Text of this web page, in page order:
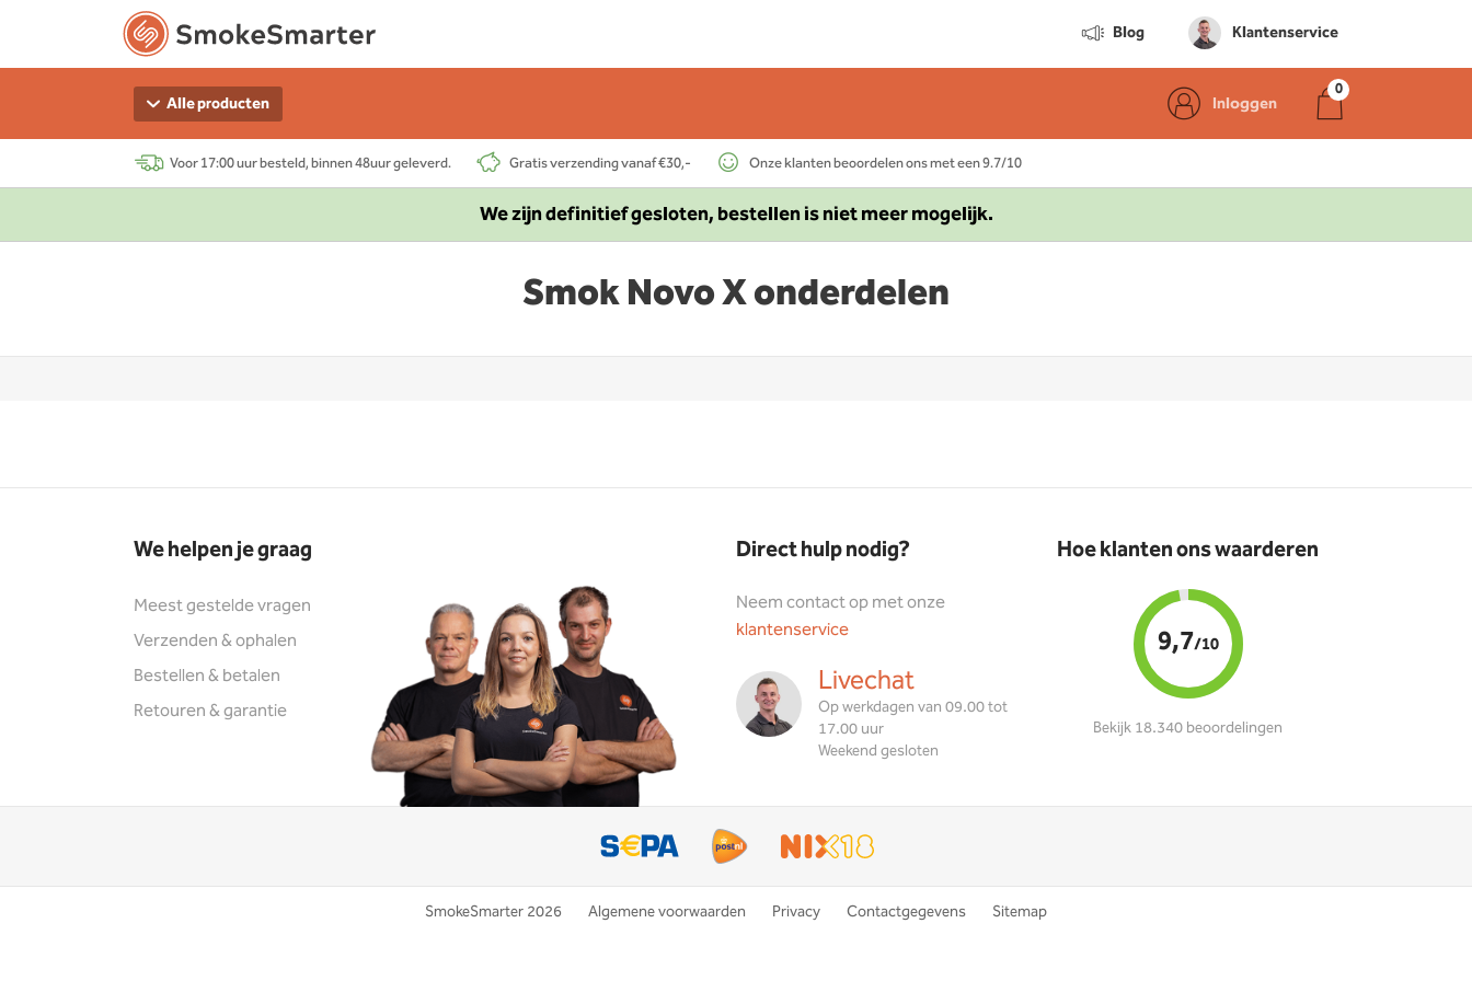
Blog Klantenservice
Alle producten Inloggen
Voor 17:00 uur besteld, binnen 48uur geleverd. Gratis verzending vanaf €30,- Onze klanten beoordelen ons met een 9.7/10
We zijn definitief gesloten, bestellen is niet meer mogelijk.
Smok Novo X onderdelen
We helpen je graag
Meest gestelde vragen
Verzenden & ophalen
Bestellen & betalen
Retouren & garantie
Direct hulp nodig?
Neem contact op met onze
klantenservice
Livechat
Op werkdagen van 09.00 tot
17.00 uur
Weekend gesloten
Hoe klanten ons waarderen
9,7/10
Bekijk 18.340 beoordelingen
SmokeSmarter 2026 Algemene voorwaarden Privacy Contactgegevens Sitemap